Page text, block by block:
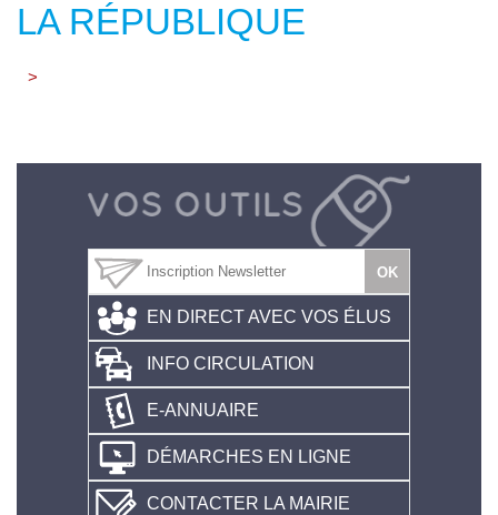
LA RÉPUBLIQUE
>
EN DIRECT AVEC VOS ÉLUS
INFO CIRCULATION
E-ANNUAIRE
DÉMARCHES EN LIGNE
CONTACTER LA MAIRIE